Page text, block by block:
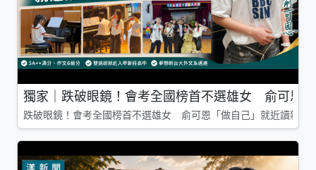
獨家｜跌破眼鏡！會考全國榜首不選雄女 俞可恩
跌破眼鏡！會考全國榜首不選雄女 俞可恩「做自己」就近讀新莊